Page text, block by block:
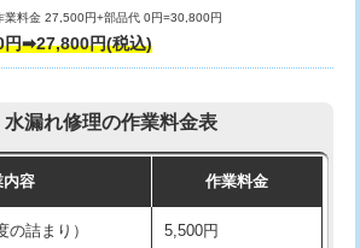
）
座） 11,000円+材料費
浄便座） 16,500円+材料費
壁付・デッキ
13,200円+材料費
業料金 27,500円+部品代 0円=30,800円
円➡27,800円(税込)
漏れ修理の作業料金表
内容 作業料金
の詰まり） 5,500円